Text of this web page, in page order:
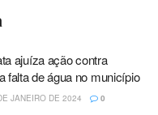
ajuíza ação contra
falta de água no município
JANEIRO DE 2024 0